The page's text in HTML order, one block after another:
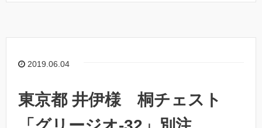
2019.06.04
東京都 井伊様 桐チェスト